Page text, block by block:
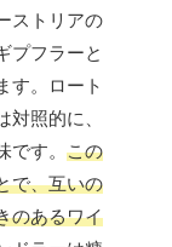
ストリアの
プフラーと
す。ロート
照的に、
す。 この
で、互いの
のあるワイ